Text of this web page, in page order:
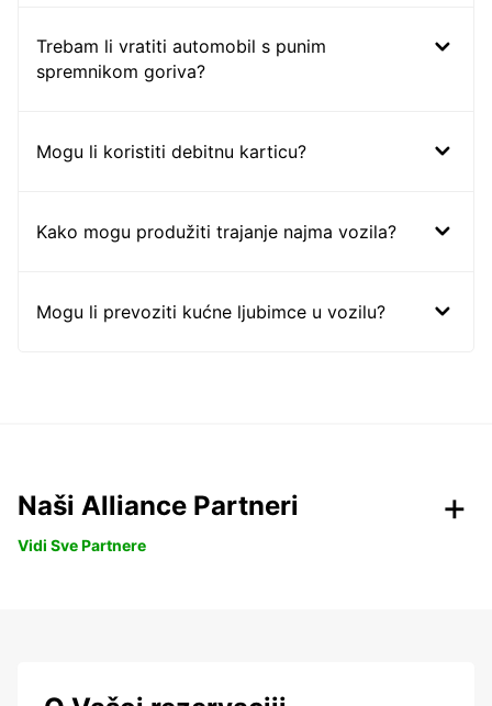
Trebam li vratiti automobil s punim
spremnikom goriva?
Mogu li koristiti debitnu karticu?
Kako mogu produžiti trajanje najma vozila?
Mogu li prevoziti kućne ljubimce u vozilu?
Naši Alliance Partneri
Vidi Sve Partnere